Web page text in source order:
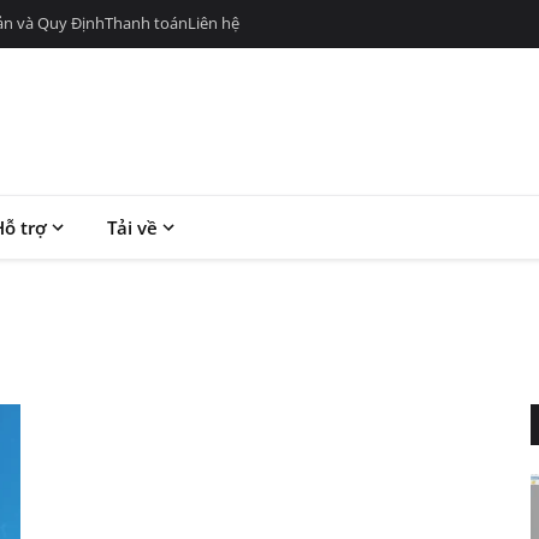
và Quy ĐịnhThanh toánLiên hệ
trợ Tải về